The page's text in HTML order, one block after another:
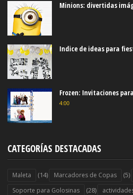
Minions: divertidas
Indice de ideas para
Frozen: Invitaciones
4:00
CATEGORÍAS DESTACADAS
Maleta (14) Marcadores de Copas (5)
Soporte para Golosinas (28)